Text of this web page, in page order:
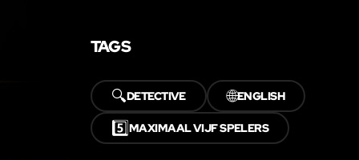
TAGS
🔍DETECTIVE 🌐ENGLISH
5️⃣MAXIMAAL VIJF SPELERS